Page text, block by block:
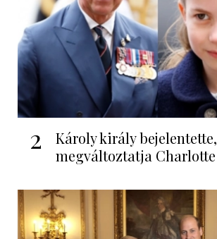
2
Károly király bejelentette,
megváltoztatja Charlotte